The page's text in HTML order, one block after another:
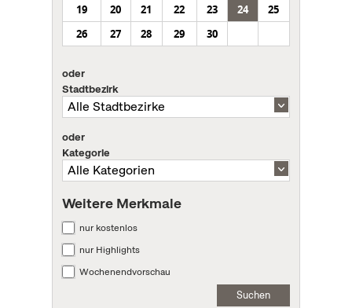
19
20 21 22 23 24
25
26
27 28 29 30
oder
Stadtbezirk
oder
Kategorie
Weitere Merkmale
nur kostenlos
nur Highlights
Wochenendvorschau
Suchen